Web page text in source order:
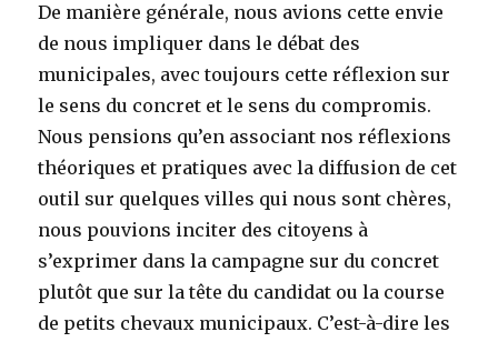
De manière générale, nous avions cette envie
de nous impliquer dans le débat des
municipales, avec toujours cette réflexion sur
le sens du concret et le sens du compromis.
Nous pensions qu’en associant nos réflexions
théoriques et pratiques avec la diffusion de cet
outil sur quelques villes qui nous sont chères,
nous pouvions inciter des citoyens à
s’exprimer dans la campagne sur du concret
plutôt que sur la tête du candidat ou la course
de petits chevaux municipaux. C’est-à-dire les